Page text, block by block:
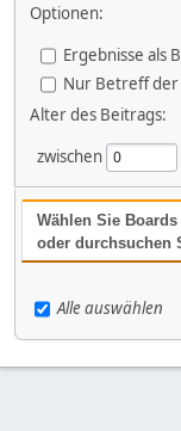
Optionen:
Ergebnisse als
Nur Betreff der
Alter des Beitrags:
zwischen
Wählen Sie
oder durchsuchen
Alle auswählen